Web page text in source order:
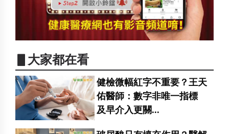
▋大家都在看
健檢微幅紅字不重要？王天
佑醫師：數字非唯一指標
及早介入更關...